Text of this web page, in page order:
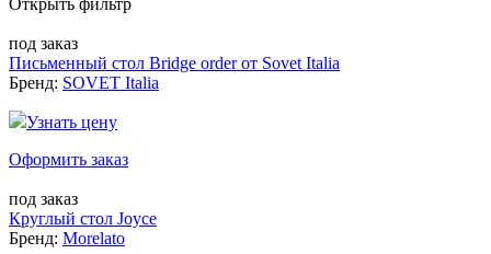
под заказ
Письменный стол Bridge order от Sovet Italia
Бренд: SOVET Italia
Узнать цену
Оформить заказ
под заказ
Круглый стол Joyce
Бренд: Morelato